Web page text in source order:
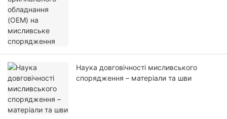
Наука довговічності мисливського
спорядження – матеріали та шви